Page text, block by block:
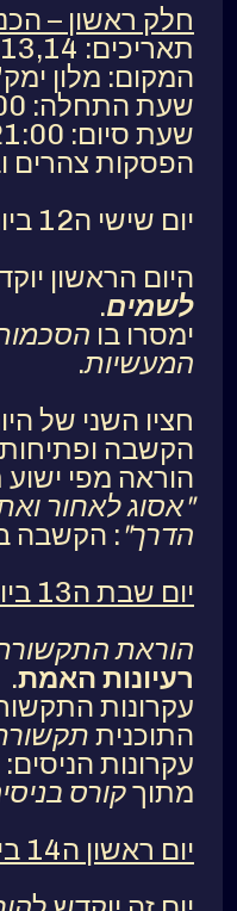
חלק ראשון –
תאריכים: 12,13,14 ביוני 2026
המקום: מלון
שעת התחלה: 10:00
שעת סיום: 21:00
הפסקות צהרים
יום שישי ה12 ביוני 2026
היום הראשון
לשמים.
ימסרו בו
המעשיות.
חציו השני של
הקשבה
הוראה מפי ישוע
"אסוג לאחור
הדרך": הקשבה
יום שבת ה13 ביוני 2026
הוראת
רעיונות האמת.
עקרונות
התוכנית
עקרונות
מתוךקורס
יום ראשון ה14 ביוני 2026